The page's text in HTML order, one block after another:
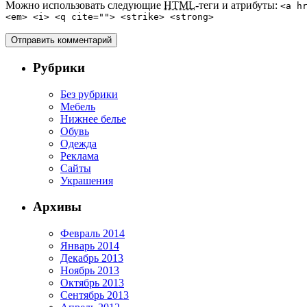
Можно использовать следующие HTML-теги и атрибуты: <a
<em> <i> <q cite=""> <strike> <strong>
Рубрики
Без рубрики
Мебель
Нижнее белье
Обувь
Одежда
Реклама
Сайты
Украшения
Архивы
Февраль 2014
Январь 2014
Декабрь 2013
Ноябрь 2013
Октябрь 2013
Сентябрь 2013